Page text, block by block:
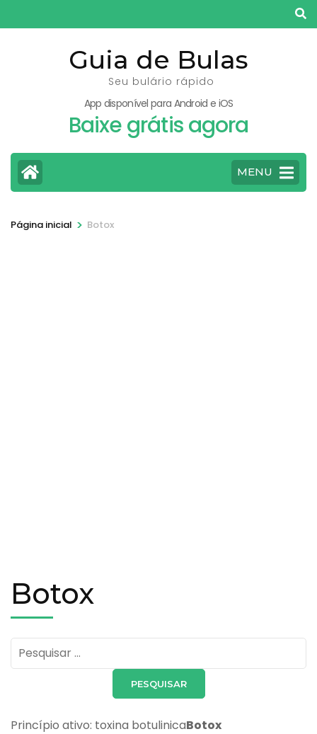
para
Guia de Bulas
Seu bulário rápido
App disponível para Android e iOS
Baixe grátis agora
MENU
Página inicial > Botox
Botox
Pesquisar
por:
Princípio ativo: toxina botulinicaBotox